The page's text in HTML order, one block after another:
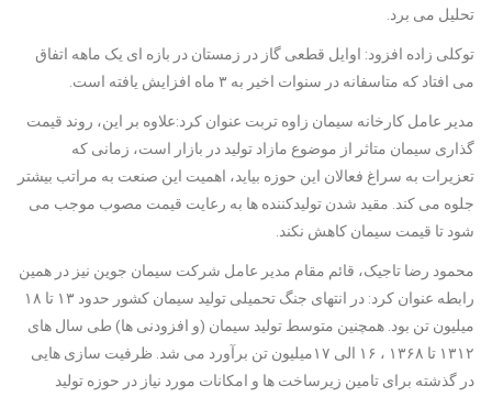
تحلیل می برد.
توکلی زاده افزود: اوایل قطعی گاز در زمستان در بازه ای یک ماهه اتفاق
می افتاد که متاسفانه در سنوات اخیر به ۳ ماه افزایش یافته است.
مدیر عامل کارخانه سیمان زاوه تربت عنوان کرد:علاوه بر این، روند قیمت
گذاری سیمان متاثر از موضوع مازاد تولید در بازار است، زمانی که
تعزیرات به سراغ فعالان این حوزه بیاید، اهمیت این صنعت به مراتب بیشتر
جلوه می کند. مقید شدن تولیدکننده ها به رعایت قیمت مصوب موجب می
شود تا قیمت سیمان کاهش نکند.
محمود رضا تاجیک، قائم مقام مدیر عامل شرکت سیمان جوین نیز در همین
رابطه عنوان کرد: در انتهای جنگ تحمیلی تولید سیمان کشور حدود ۱۳ تا ۱۸
میلیون تن بود. همچنین متوسط تولید سیمان (و افزودنی ها) طی سال های
۱۳۱۲ تا ۱۳۶۸ ، ۱۶ الی ۱۷میلیون تن برآورد می شد. ظرفیت سازی هایی
در گذشته برای تامین زیرساخت ها و امکانات مورد نیاز در حوزه تولید